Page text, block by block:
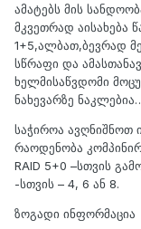
ამატებს მის
მკვეთრად აისახება
1+5,ალბათ,ბევრად
სწრაფი და
ხელმისაწვდომი
ნახევარზე
საჭიროა ავღნიშნოთ
რაოდენობა
RAID 5+0 –სთვის
-სთვის – 4, 6 ან 8.
ზოგადი ინფორმაცია